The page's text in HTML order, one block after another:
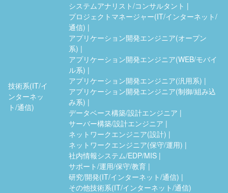
技術系(IT/イ
ンターネッ
ト/通信)
システムアナリスト/コンサルタント
プロジェクトマネージャー(IT/インターネット/
通信)
アプリケーション開発エンジニア(オープン
系)
アプリケーション開発エンジニア(WEB/モバイ
ル系)
アプリケーション開発エンジニア(汎用系)
アプリケーション開発エンジニア(制御/組み込
み系)
データベース構築/設計エンジニア
サーバー構築/設計エンジニア
ネットワークエンジニア(設計)
ネットワークエンジニア(保守/運用)
社内情報システム/EDP/MIS
サポート/運用/保守/教育
研究/開発(IT/インターネット/通信)
その他技術系(IT/インターネット/通信)